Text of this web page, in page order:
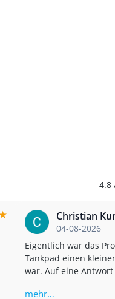
4.8
Christian
04-08-2026
Eigentlich war das
Tankpad einen
war. Auf eine
mir, sondern wurde erst
mehr…